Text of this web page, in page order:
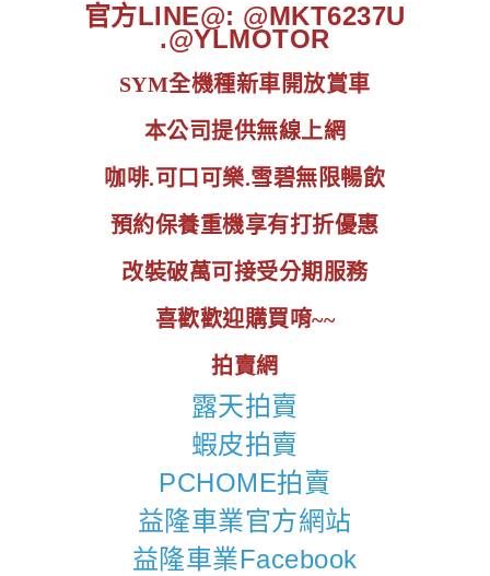
官方LINE@: @MKT6237U
.@YLMOTOR
SYM全機種新車開放賞車
本公司提供無線上網
咖啡.可口可樂.雪碧無限暢飲
預約保養重機享有打折優惠
改裝破萬可接受分期服務
喜歡歡迎購買唷~~
拍賣網
露天拍賣
蝦皮拍賣
PCHOME拍賣
益隆車業官方網站
益隆車業Facebook